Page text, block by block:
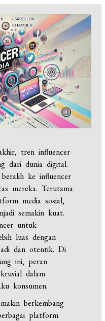
tren influencer
dari dunia digital.
ke influencer
mereka. Terutama
media sosial,
semakin kuat.
untuk
luas dengan
dan otentik. Di
ini, peran
dalam
konsumen.
berkembang
platform